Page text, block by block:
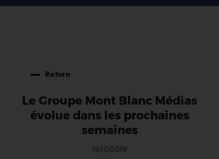
Return
Le Groupe Mont Blanc Médias
évolue dans les prochaines
semaines
18/10/2019